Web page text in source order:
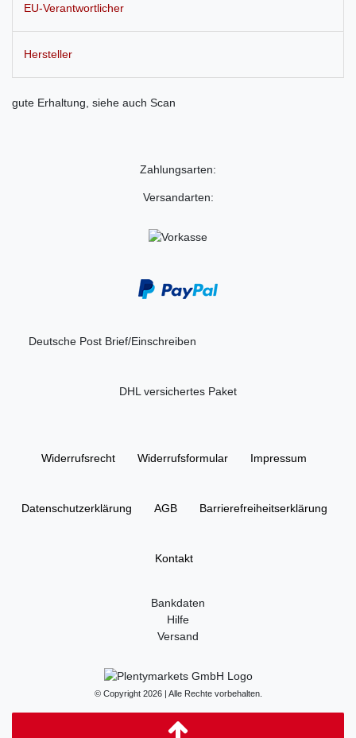
EU-Verantwortlicher
Hersteller
gute Erhaltung, siehe auch Scan
Zahlungsarten:
Versandarten:
Deutsche Post Brief/Einschreiben
DHL versichertes Paket
Widerrufs­recht Widerrufs­formular Impressum
Daten­schutz­erklärung AGB Barrierefreiheitserklärung
Kontakt
Bankdaten
Hilfe
Versand
© Copyright 2026 | Alle Rechte vorbehalten.